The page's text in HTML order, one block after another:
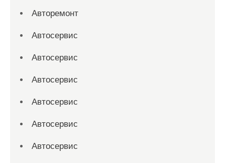
Авторемонт
Автосервис
Автосервис
Автосервис
Автосервис
Автосервис
Автосервис